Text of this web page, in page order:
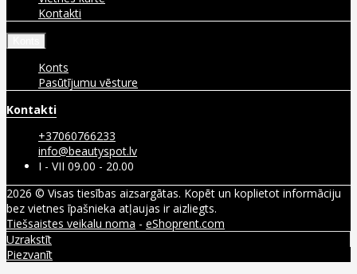
Kontakti
Konts
Pasūtījumu vēsture
Kontakti
+37060766233
info@beautyspot.lv
I - VII 09.00 - 20.00
2026 © Visas tiesības aizsargātas. Kopēt un koplietot informāciju
bez vietnes īpašnieka atļaujas ir aizliegts.
Tiešsaistes veikalu noma - eShoprent.com
Uzrakstīt
Piezvanīt